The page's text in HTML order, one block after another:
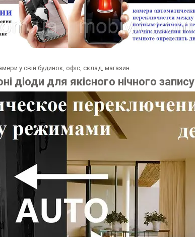
у свій будинок, офіс, склад, магазин.
діоди для якісного нічного запису